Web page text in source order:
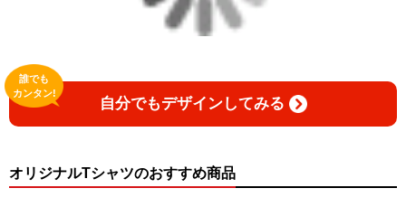
自分でもデザインしてみる
誰でも
カンタン!
オリジナルTシャツのおすすめ商品